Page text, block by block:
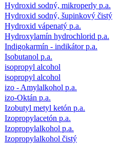
Hydroxid sodný, mikroperly p.a.
Hydroxid sodný, šupinkový čistý
Hydroxid vápenatý p.a.
Hydroxylamín hydrochlorid p.a.
Indigokarmín - indikátor p.a.
Isobutanol p.a.
isopropyl alcohol
isopropyl alcohol
izo - Amylalkohol p.a.
izo-Oktán p.a.
Izobutyl metyl ketón p.a.
Izopropylacetón p.a.
Izopropylalkohol p.a.
Izopropylalkohol čistý